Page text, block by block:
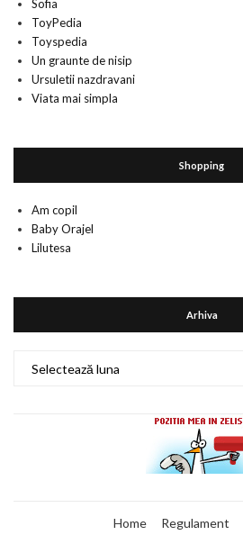
Sofia
ToyPedia
Toyspedia
Un graunte de nisip
Ursuletii nazdravani
Viata mai simpla
Shopping
Am copil
Baby Orajel
Lilutesa
Arhiva
Home Regulament